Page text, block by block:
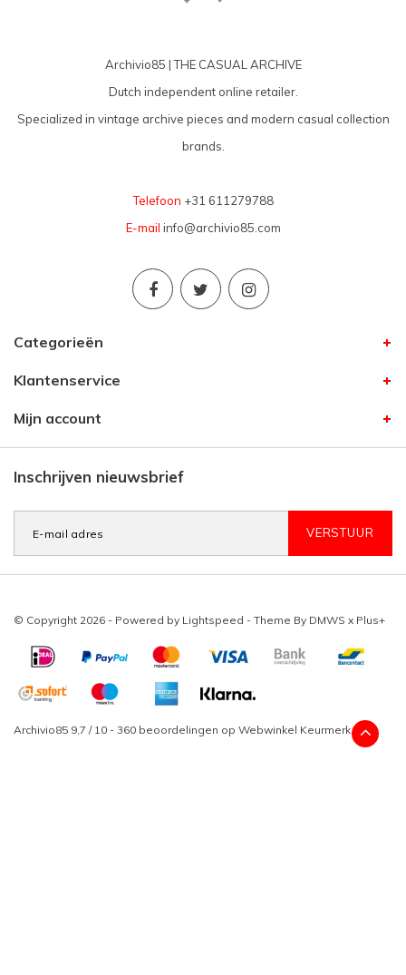
Archivio85 | THE CASUAL ARCHIVE
Dutch independent online retailer.
Specialized in vintage archive pieces and modern casual collection
brands.
Telefoon +31 611279788
E-mail info@archivio85.com
Categorieën
Klantenservice
Mijn account
Inschrijven nieuwsbrief
VERSTUUR
© Copyright 2026 - Powered by Lightspeed - Theme By DMWS x Plus+
Archivio85 9,7 / 10 - 360 beoordelingen op Webwinkel Keurmerk